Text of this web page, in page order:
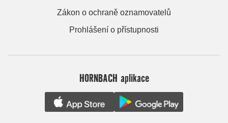
Zákon o ochraně oznamovatelů
Prohlášení o přístupnosti
HORNBACH aplikace